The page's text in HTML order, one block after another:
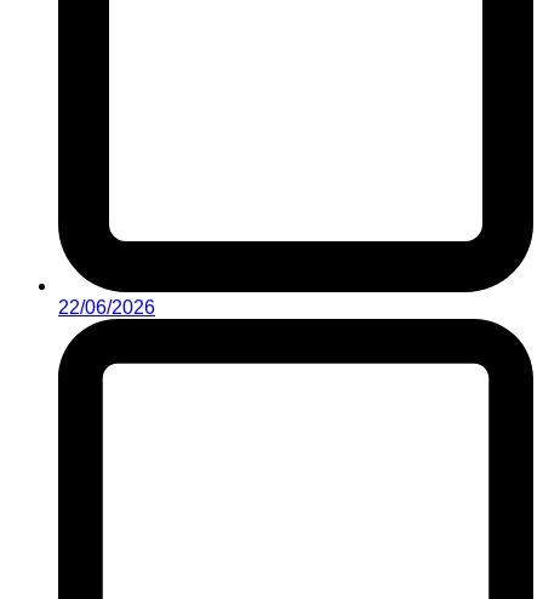
22/06/2026